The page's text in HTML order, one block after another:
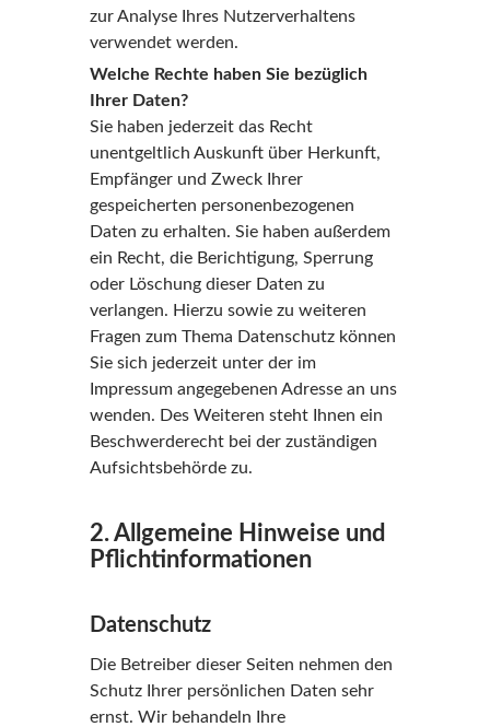
zur Analyse Ihres Nutzerverhaltens
verwendet werden.
Welche Rechte haben Sie bezüglich
Ihrer Daten?
Sie haben jederzeit das Recht
unentgeltlich Auskunft über Herkunft,
Empfänger und Zweck Ihrer
gespeicherten personenbezogenen
Daten zu erhalten. Sie haben außerdem
ein Recht, die Berichtigung, Sperrung
oder Löschung dieser Daten zu
verlangen. Hierzu sowie zu weiteren
Fragen zum Thema Datenschutz können
Sie sich jederzeit unter der im
Impressum angegebenen Adresse an uns
wenden. Des Weiteren steht Ihnen ein
Beschwerderecht bei der zuständigen
Aufsichtsbehörde zu.
2. Allgemeine Hinweise und
Pflichtinformationen
Datenschutz
Die Betreiber dieser Seiten nehmen den
Schutz Ihrer persönlichen Daten sehr
ernst. Wir behandeln Ihre